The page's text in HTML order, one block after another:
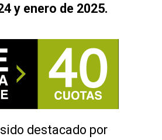
y enero de 2025.
destacado por